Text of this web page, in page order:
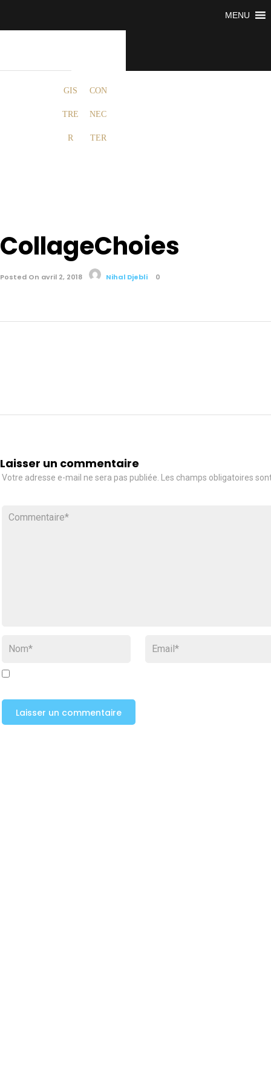
GIS
TRE
R
CON
NEC
TER
MENU
CollageChoies
Posted On avril 2, 2018 Nihal Djebli 0
Laisser un commentaire
Votre adresse e-mail ne sera pas publiée. Les champs obligatoires